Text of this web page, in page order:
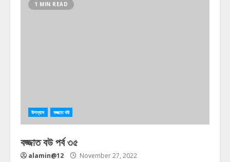
1 MIN READ
উপন্যাস বজ্জাত বউ
বজ্জাত বউ পর্ব ৩৫
alamin@12 November 27, 2022